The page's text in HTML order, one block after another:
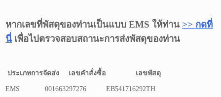
หากเลขที่พัสดุของท่านเป็นแบบ EMS ให้ท่าน >> กดที่
นี่ เพื่อไปตรวจสอบสถานะการส่งพัสดุของท่าน
ประเภทการจัดส่ง เลขคำสั่งซื้อ เลขพัสดุ
EMS 001663297276
EB541716292TH